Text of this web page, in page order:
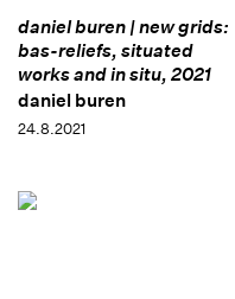
daniel buren | new grids:
bas-reliefs, situated
works and in situ, 2021
daniel buren
24.8.2021